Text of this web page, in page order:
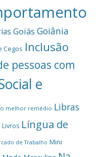
Goiás Goiânia
Cegos Inclusão
pessoas com
e
melhor remédio Libras
Livros Língua de
de Trabalho Mini